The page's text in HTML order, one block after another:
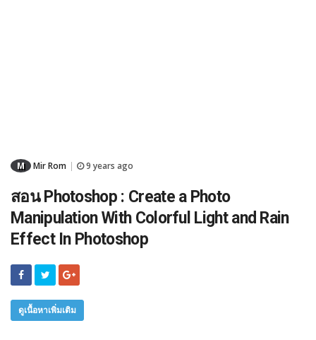
M Mir Rom 9 years ago
สอน Photoshop : Create a Photo
Manipulation With Colorful Light and Rain
Effect In Photoshop
ดูเนื้อหาเพิ่มเติม